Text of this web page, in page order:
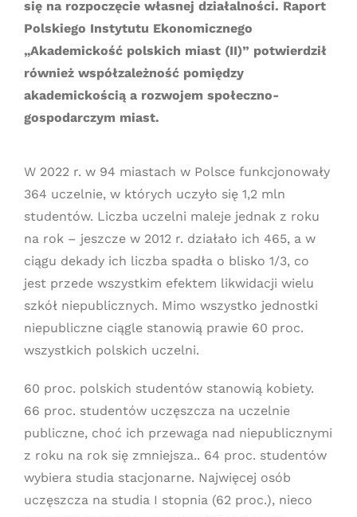
się na rozpoczęcie własnej działalności. Raport
Polskiego Instytutu Ekonomicznego
„Akademickość polskich miast (II)” potwierdził
również współzależność pomiędzy
akademickością a rozwojem społeczno-
gospodarczym miast.
W 2022 r. w 94 miastach w Polsce funkcjonowały
364 uczelnie, w których uczyło się 1,2 mln
studentów. Liczba uczelni maleje jednak z roku
na rok – jeszcze w 2012 r. działało ich 465, a w
ciągu dekady ich liczba spadła o blisko 1/3, co
jest przede wszystkim efektem likwidacji wielu
szkół niepublicznych. Mimo wszystko jednostki
niepubliczne ciągle stanowią prawie 60 proc.
wszystkich polskich uczelni.
60 proc. polskich studentów stanowią kobiety.
66 proc. studentów uczęszcza na uczelnie
publiczne, choć ich przewaga nad niepublicznymi
z roku na rok się zmniejsza.. 64 proc. studentów
wybiera studia stacjonarne. Najwięcej osób
uczęszcza na studia I stopnia (62 proc.), nieco